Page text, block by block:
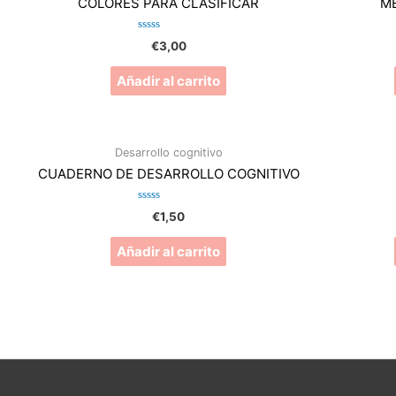
Valorado
5
€3,00
Añadir al carrito
Desarrollo cognitivo
CUADERNO DE DESARROLLO COGNITIVO
Valorado
5
€1,50
Añadir al carrito